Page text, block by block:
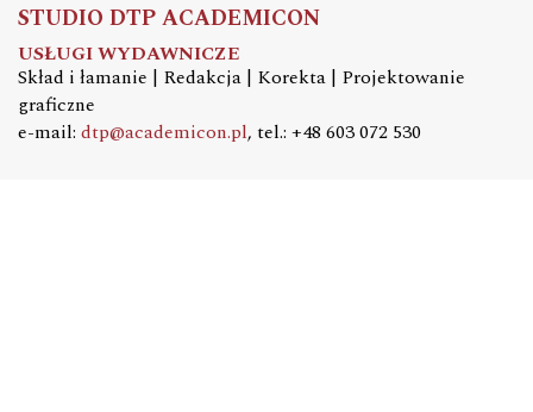
STUDIO DTP ACADEMICON
USŁUGI WYDAWNICZE
Skład i łamanie | Redakcja | Korekta | Projektowanie
graficzne
e-mail: dtp@academicon.pl, tel.: +48 603 072 530